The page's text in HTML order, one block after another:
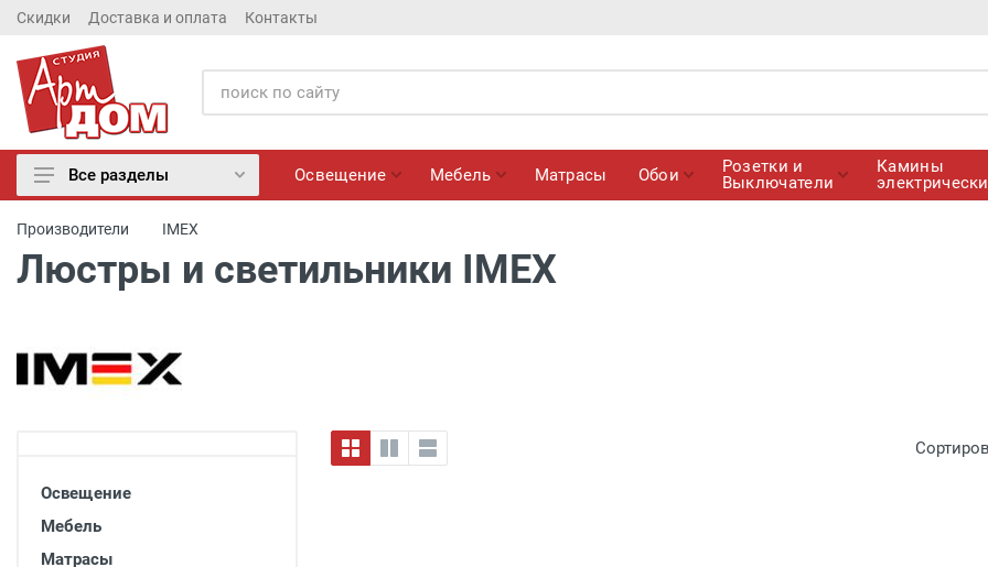
Скидки Доставка и оплата Контакты
Матрасы
Розетки и Выключатели
Двери
Отделочные материалы
Для дачи и дома
Все разделы Освещение Мебель Матрасы Обои
Розетки и
Выключатели
Камины
Производители IMEX
Люстры и светильники IMEX
Освещение
Мебель
Матрасы